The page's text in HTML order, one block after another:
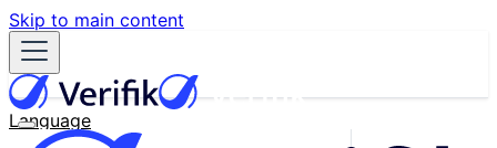
Skip to main content
Language